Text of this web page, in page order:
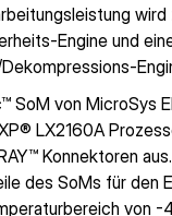
Engine und
SoM von MicroSys
LX2160A
Konnektoren
des SoMs für den
von -